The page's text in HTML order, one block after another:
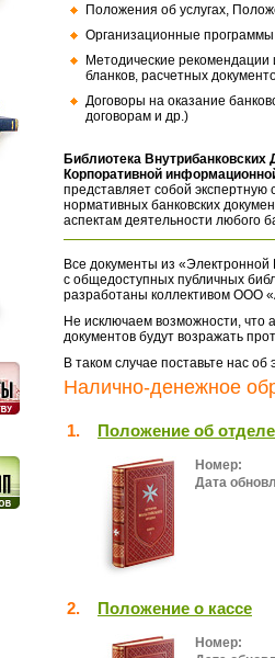
Положения об услугах,
Организационные
Методические
бланков, расчетных
Договоры на оказание
договорам и др.)
Библиотека
Корпоративной
представляет собой экспертную
нормативных банковских
аспектам деятельности любого
Все документы из «Электронной
с общедоступных публичных
разработаны коллективом ООО
Не исключаем возможности, что
документов будут возражать
В таком случае поставьте нас
Налично-денежное
1. Положение об
Номер:
Дата
2. Положение о кассе
Номер: